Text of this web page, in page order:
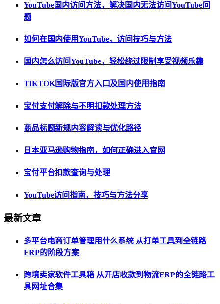
YouTube国内访问方法，解决国内无法访问YouTube问
题
如何在国内使用YouTube，访问技巧与方法
国内怎么访问YouTube，轻松绕过限制享受视频乐趣
TIKTOK国际版官方入口及国内使用指南
宝付支付解除与不明扣款处理方法
商品标题新规内容解读与优化路径
日本亚马逊购物指南，如何正确进入官网
宝付平台扣款查询与处理
YouTube访问指南，技巧与方法分享
最新文章
多平台电商订单管理用什么系统 从打单工具到全链路
ERP的阶段方案
跨境卖家软件工具箱 从开店收款到物流ERP的全链路工
具网址合集